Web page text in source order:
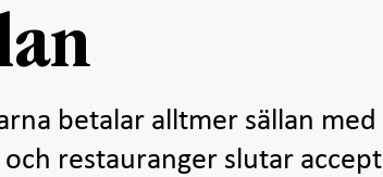
betalar alltmer sällan
restauranger slutar